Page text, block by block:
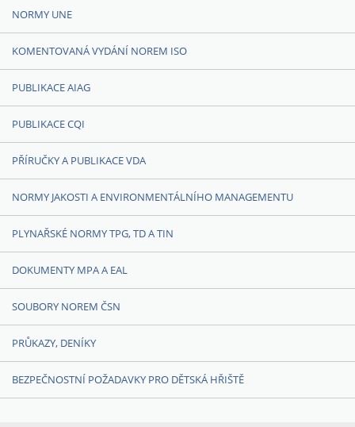
NORMY UNE
KOMENTOVANÁ VYDÁNÍ NOREM ISO
PUBLIKACE AIAG
PUBLIKACE CQI
PŘÍRUČKY A PUBLIKACE VDA
NORMY JAKOSTI A ENVIRONMENTÁLNÍHO MANAGEMENTU
PLYNAŘSKÉ NORMY TPG, TD A TIN
DOKUMENTY MPA A EAL
SOUBORY NOREM ČSN
PRŮKAZY, DENÍKY
BEZPEČNOSTNÍ POŽADAVKY PRO DĚTSKÁ HŘIŠTĚ